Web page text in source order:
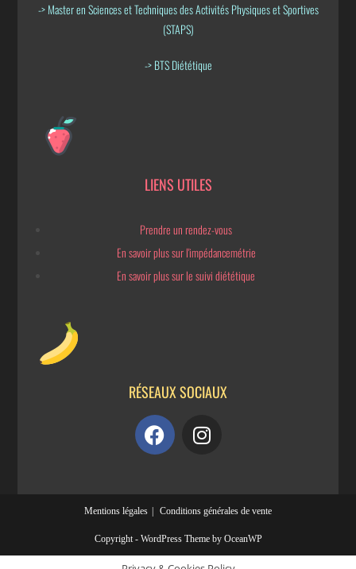
-> Master en Sciences et Techniques des Activités Physiques et Sportives
(STAPS)
-> BTS Diététique
LIENS UTILES
Prendre un rendez-vous
En savoir plus sur l'impédancemétrie
En savoir plus sur le suivi diététique
RÉSEAUX SOCIAUX
Mentions légales Conditions générales de vente
Copyright - WordPress Theme by OceanWP